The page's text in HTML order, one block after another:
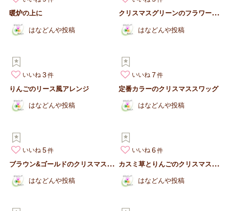
暖炉の上に
はなどんや投稿
ク
リスマスグリーンのフラワーアシストを使って
はなどんや投稿
いいね 3
りんごのリース風アレンジ
はなどんや投稿
いいね 7
定番カラーのクリスマススワッグ
はなどんや投稿
いいね 5
ブ
ラウン&ゴールドのクリスマスリース
はなどんや投稿
いいね 6
カ
スミ草とりんごのクリスマスアレンジ
はなどんや投稿